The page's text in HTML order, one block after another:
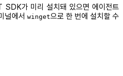
가 미리 설치돼 있으면 에이전트
널에서 winget으로 한 번에 설치할 수